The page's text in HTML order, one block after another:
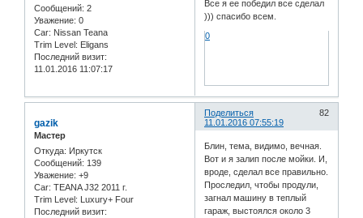
Сообщений: 2
Уважение: 0
Car: Nissan Teana
Trim Level: Eligans
Последний визит:
11.01.2016 11:07:17
Все я ее победил все сделал
))) спасибо всем.
0
Поделиться
82
11.01.2016 07:55:19
gazik
Мастер
Откуда: Иркутск
Сообщений: 139
Уважение: +9
Car: TEANA J32 2011 г.
Trim Level: Luxury+ Four
Последний визит:
Блин, тема, видимо, вечная.
Вот и я залип после мойки. И,
вроде, сделал все правильно.
Проследил, чтобы продули,
загнал машину в теплый
гараж, выстоялся около 3